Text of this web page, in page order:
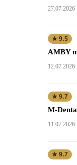
27.07.2026
★ 9.5
AMBY
12.07.2026
★ 9.7
M-
11.07.2026
★ 9.7